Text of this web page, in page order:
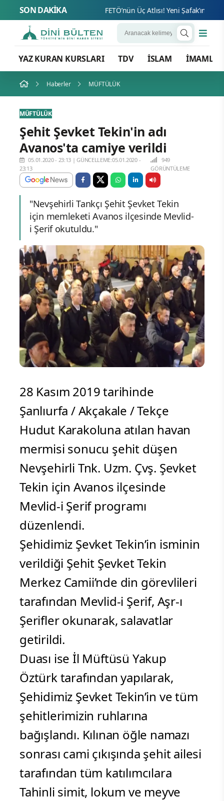
SON DAKİKA
YAZ KURAN KURSLARI TDV İSLAM İMAMLAR
Haberler MÜFTÜLÜK
MÜFTÜLÜK
Şehit Şevket Tekin'in adı
Avanos'ta camiye verildi
05.01.2020 - 23:13 |GÜNCELLEME:05.01.2020 -
23:13
949
GÖRÜNTÜLEME
"Nevşehirli Tankçı Şehit Şevket Tekin
için memleketi Avanos ilçesinde Mevlid-
i Şerif okutuldu."
28 Kasım 2019 tarihinde
Şanlıurfa / Akçakale / Tekçe
Hudut Karakoluna atılan havan
mermisi sonucu şehit düşen
Nevşehirli Tnk. Uzm. Çvş. Şevket
Tekin için Avanos ilçesinde
Mevlid-i Şerif programı
düzenlendi.
Şehidimiz Şevket Tekin’in isminin
verildiği Şehit Şevket Tekin
Merkez Camii’nde din görevlileri
tarafından Mevlid-i Şerif, Aşr-ı
Şerifler okunarak, salavatlar
getirildi.
Duası ise İl Müftüsü Yakup
Öztürk tarafından yapılarak,
Şehidimiz Şevket Tekin’in ve tüm
şehitlerimizin ruhlarına
bağışlandı. Kılınan öğle namazı
sonrası cami çıkışında şehit ailesi
tarafından tüm katılımcılara
Tahinli simit, lokum ve meyve